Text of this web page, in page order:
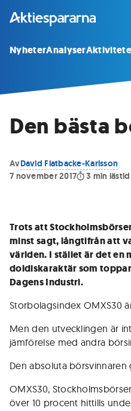
NyheterAnalyser
Den bästa
AvDavid Flatbacke-Karlsson
7 november 2017
3 min lästid
Trots att
minst sagt, långtifrån att
världen. I stället är det en
doldiskaraktär som
Dagens Industri.
Storbolagsindex OMXS30
Men den utvecklingen är
jämförelse med andra
Den absoluta
OMXS30,
över 10 procent hittills